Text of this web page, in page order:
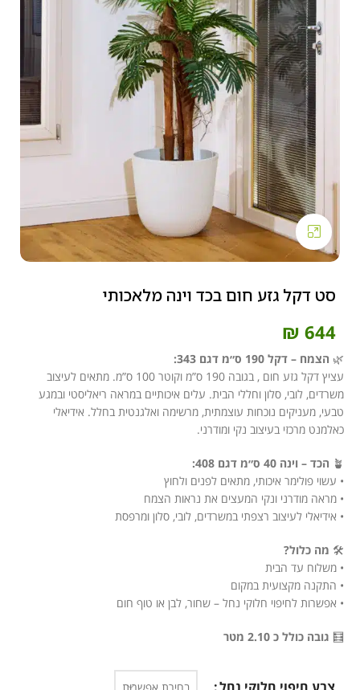
Click to enlarge
סט דקל גזע חום בכד וינה מלאכותי
₪ 644
🌿 הצמח – דקל 190 ס״מ דגם 343:
עציץ דקל גזע חום , בגובה 190 ס”מ וקוטר 100 ס”מ. מתאים לעיצוב
משרדים, לובי, סלון וחללי הבית. עלים איכותיים במראה ריאליסטי ובמגע
טבעי, מעניקים נוכחות עוצמתית, מרשימה ואלגנטית בחלל. אידיאלי
כאלמנט מרכזי בעיצוב נקי ומודרני.
🪴 הכד – וינה 40 ס״מ דגם 408:
• עשוי פולימר איכותי, מתאים לפנים ולחוץ
• מראה מודרני ונקי המעצים את נראות הצמח
• אידיאלי לעיצוב רצפתי במשרדים, לובי, סלון ומרפסת
🛠️ מה כלול?
• משלוח עד הבית
• התקנה מקצועית במקום
• אפשרות לחיפוי חלוקי נחל – שחור, לבן או טוף חום
🧮 גובה כולל כ 2.10 מטר